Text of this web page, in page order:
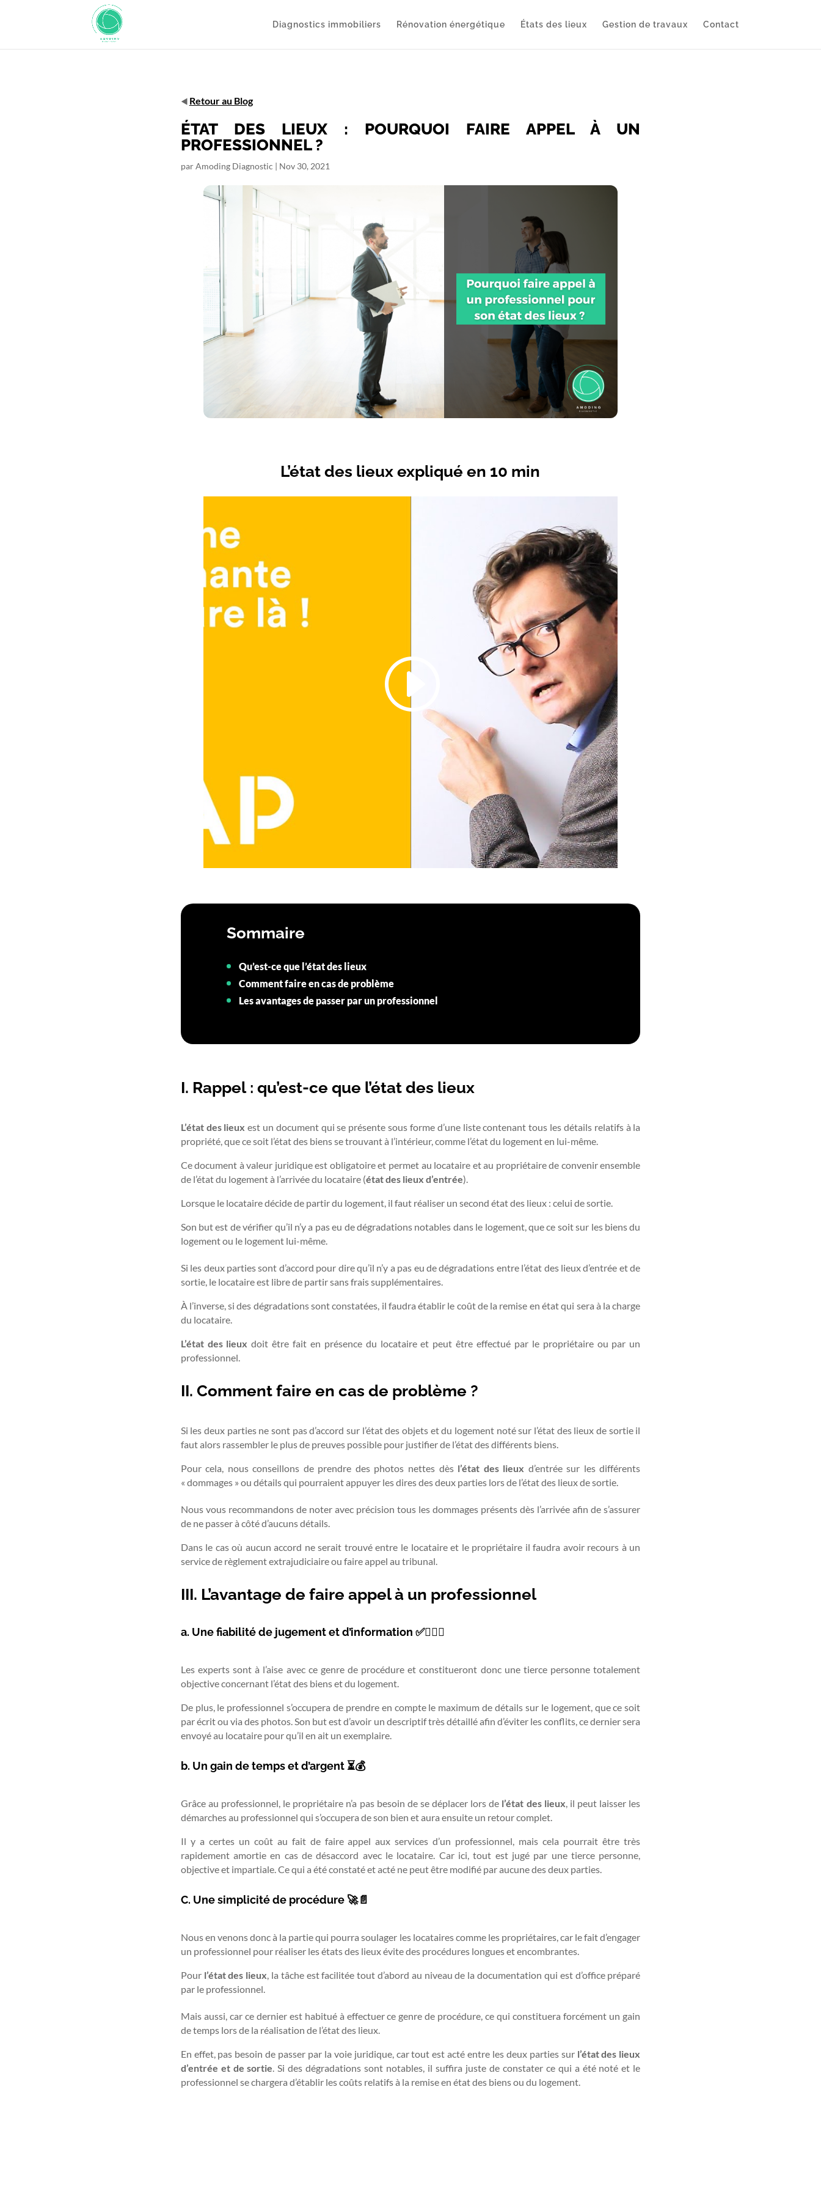
Diagnostics immobiliers Rénovation énergétique États des lieux Gestion de travaux Contact
◀️ Retour au Blog
ÉTAT DES LIEUX : POURQUOI FAIRE APPEL À UN
PROFESSIONNEL ?
parAmoding Diagnostic | Nov 30, 2021
L’état des lieux expliqué en 10 min
Sommaire
Qu’est-ce que l’état des lieux
Comment faire en cas de problème
Les avantages de passer par un professionnel
I. Rappel : qu’est-ce que l’état des lieux
L’état des lieux est un document qui se présente sous forme d’une liste contenant tous les détails relatifs à la
propriété, que ce soit l’état des biens se trouvant à l’intérieur, comme l’état du logement en lui-même.
Ce document à valeur juridique est obligatoire et permet au locataire et au propriétaire de convenir ensemble
de l’état du logement à l’arrivée du locataire (état des lieux d’entrée).
Lorsque le locataire décide de partir du logement, il faut réaliser un second état des lieux : celui de sortie.
Son but est de vérifier qu’il n’y a pas eu de dégradations notables dans le logement, que ce soit sur les biens du
logement ou le logement lui-même.
Si les deux parties sont d’accord pour dire qu’il n’y a pas eu de dégradations entre l’état des lieux d’entrée et de
sortie, le locataire est libre de partir sans frais supplémentaires.
À l’inverse, si des dégradations sont constatées, il faudra établir le coût de la remise en état qui sera à la charge
du locataire.
L’état des lieuxdoit être fait en présence du locataire et peut être effectué par le propriétaire ou par un
professionnel.
II. Comment faire en cas de problème ?
Si les deux parties ne sont pas d’accord sur l’état des objets et du logement noté sur l’état des lieux de sortie il
faut alors rassembler le plus de preuves possible pour justifier de l’état des différents biens.
Pour cela, nous conseillons de prendre des photos nettes dèsl’état des lieux d’entrée sur les différents
« dommages » ou détails qui pourraient appuyer les dires des deux parties lors de l’état des lieux de sortie.
Nous vous recommandons de noter avec précision tous les dommages présents dès l’arrivée afin de s’assurer
de ne passer à côté d’aucuns détails.
Dans le cas où aucun accord ne serait trouvé entre le locataire et le propriétaire il faudra avoir recours à un
service de règlement extrajudiciaire ou faire appel au tribunal.
III. L’avantage de faire appel à un professionnel
a. Une fiabilité de jugement et d’information ✅👩🏼‍⚖️
Les experts sont à l’aise avec ce genre de procédure et constitueront donc une tierce personne totalement
objective concernant l’état des biens et du logement.
De plus, le professionnel s’occupera de prendre en compte le maximum de détails sur le logement, que ce soit
par écrit ou via des photos. Son but est d’avoir un descriptif très détaillé afin d’éviter les conflits, ce dernier sera
envoyé au locataire pour qu’il en ait un exemplaire.
b. Un gain de temps et d’argent ⏳💰
Grâce au professionnel, le propriétaire n’a pas besoin de se déplacer lors de l’état des lieux, il peut laisser les
démarches au professionnel qui s’occupera de son bien et aura ensuite un retour complet.
Il y a certes un coût au fait de faire appel aux services d’un professionnel, mais cela pourrait être très
rapidement amortie en cas de désaccord avec le locataire. Car ici, tout est jugé par une tierce personne,
objective et impartiale. Ce qui a été constaté et acté ne peut être modifié par aucune des deux parties.
C. Une simplicité de procédure 🚀📄
Nous en venons donc à la partie qui pourra soulager les locataires comme les propriétaires, car le fait d’engager
un professionnel pour réaliser les états des lieux évite des procédures longues et encombrantes.
Pour l’état des lieux, la tâche est facilitée tout d’abord au niveau de la documentation qui est d’office préparé
par le professionnel.
Mais aussi, car ce dernier est habitué à effectuer ce genre de procédure, ce qui constituera forcément un gain
de temps lors de la réalisation de l’état des lieux.
En effet, pas besoin de passer par la voie juridique, car tout est acté entre les deux parties sur l’état des lieux
d’entrée et de sortie. Si des dégradations sont notables, il suffira juste de constater ce qui a été noté et le
professionnel se chargera d’établir les coûts relatifs à la remise en état des biens ou du logement.